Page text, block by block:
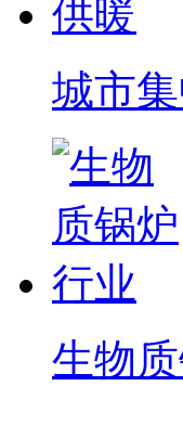
城市
生物